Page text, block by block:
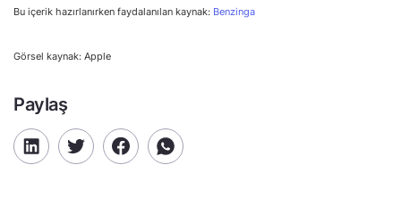
Bu içerik hazırlanırken faydalanılan kaynak: Benzinga
Görsel kaynak: Apple
Paylaş